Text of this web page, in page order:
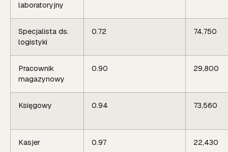
laboratoryjny
Specjalista ds.
logistyki
0.72 74,750
Pracownik
magazynowy
0.90 29,800
Księgowy 0.94 73,560
Kasjer 0.97 22,430